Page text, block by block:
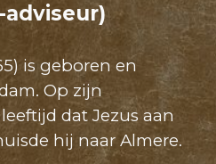
-adviseur)
is geboren en
Op zijn
dat Jezus aan
hij naar Almere.